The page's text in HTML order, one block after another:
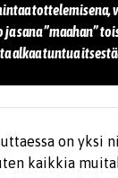
tottelemisena,
sana ”maahan”
alkaa tuntua
on yksi
kaikkia